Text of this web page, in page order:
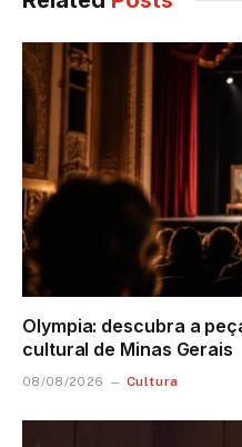
Olympia: descubra a
cultural de Minas Gerais
08/08/2026 Cultura